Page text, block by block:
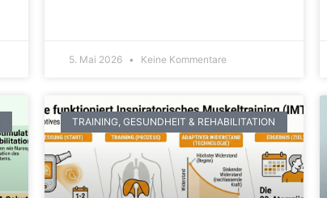
5. Mai 2026 Keine Kommentare
TRAINING, GESUNDHEIT & REHABILITATION